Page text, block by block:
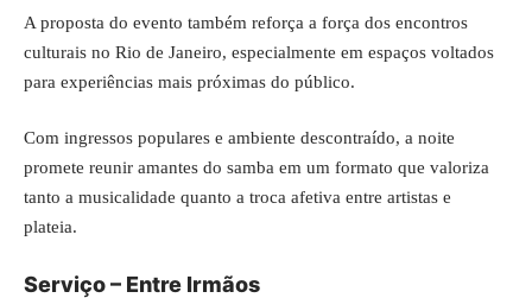
A proposta do evento também reforça a força dos encontros
culturais no Rio de Janeiro, especialmente em espaços voltados
para experiências mais próximas do público.
Com ingressos populares e ambiente descontraído, a noite
promete reunir amantes do samba em um formato que valoriza
tanto a musicalidade quanto a troca afetiva entre artistas e
plateia.
Serviço – Entre Irmãos